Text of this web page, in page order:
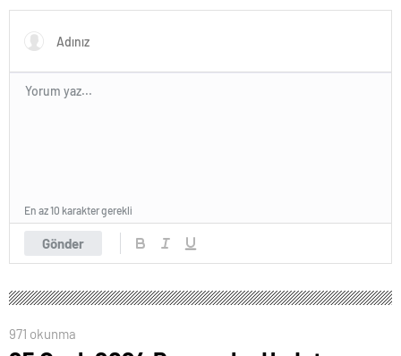
Gönder
En az 10 karakter gerekli
971 okunma